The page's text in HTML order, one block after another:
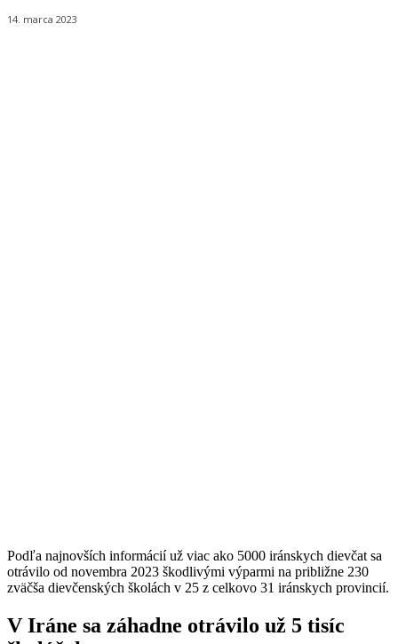
14. marca 2023
Podľa najnovších informácií už viac ako 5000 iránskych dievčat sa
otrávilo od novembra 2023 škodlivými výparmi na približne 230
zväčša dievčenských školách v 25 z celkovo 31 iránskych provincií.
V Iráne sa záhadne otrávilo už 5 tisíc